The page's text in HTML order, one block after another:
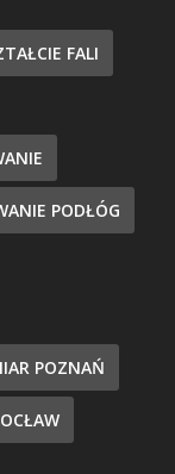
FALI
PODŁÓG
POZNAŃ